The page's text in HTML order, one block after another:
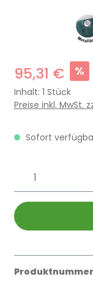
95,31 € %
Inhalt: 1 Stück
Preise inkl. MwSt.
Sofort
Produkt